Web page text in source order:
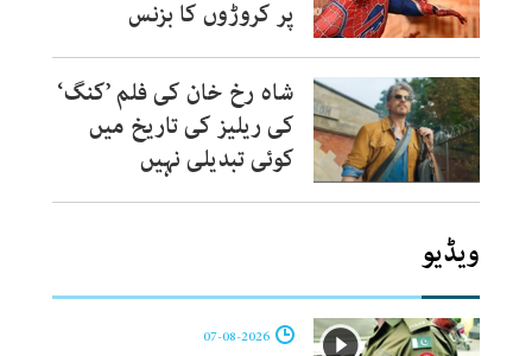
پر کروڑوں کا بزنس
شاہ رخ خان کی فلم ’کنگ‘
کی ریلیز کی تاریخ میں
کوئی تبدیلی نہیں
ویڈیو